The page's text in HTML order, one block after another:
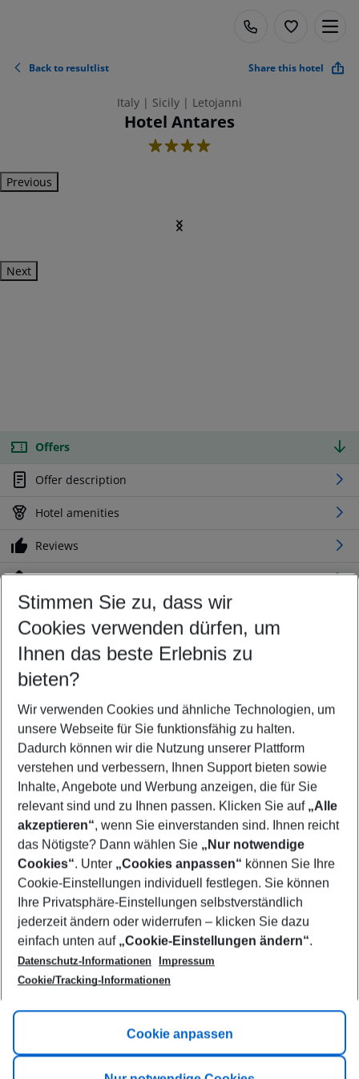
Back to resultlist Share this hotel
Italy | Sicily | Letojanni
Hotel Antares
4
Previous
Next
Offers
Offer description
Hotel amenities
Reviews
Location
Customize your offer
Find the perfect deal which suits your best
Your departure airport
Any airport
Select your date range
10/08/26–08/08/27 5-8 nights
Who will travel
2 adults No children
Show more filter
Footer
Footer navigation
Title A
Link A
Stimmen Sie zu, dass wir
Cookies verwenden dürfen, um
Ihnen das beste Erlebnis zu
bieten?
Wir verwenden Cookies und ähnliche Technologien, um
unsere Webseite für Sie funktionsfähig zu halten.
Dadurch können wir die Nutzung unserer Plattform
verstehen und verbessern, Ihnen Support bieten sowie
Inhalte, Angebote und Werbung anzeigen, die für Sie
relevant sind und zu Ihnen passen. Klicken Sie auf „Alle
akzeptieren“, wenn Sie einverstanden sind. Ihnen reicht
das Nötigste? Dann wählen Sie „Nur notwendige
Cookies“. Unter „Cookies anpassen“ können Sie Ihre
Cookie-Einstellungen individuell festlegen. Sie können
Ihre Privatsphäre-Einstellungen selbstverständlich
jederzeit ändern oder widerrufen – klicken Sie dazu
einfach unten auf „Cookie-Einstellungen ändern“.
Datenschutz-Informationen
Impressum
Cookie/Tracking-Informationen
Cookie anpassen